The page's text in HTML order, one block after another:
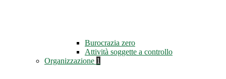
Burocrazia zero
Attività soggette a controllo
Organizzazione 1